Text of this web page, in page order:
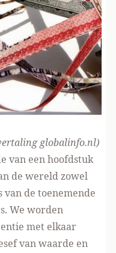
globalinfo.nl)
van een hoofdstuk
de wereld zowel
de toenemende
We worden
met elkaar
van waarde en